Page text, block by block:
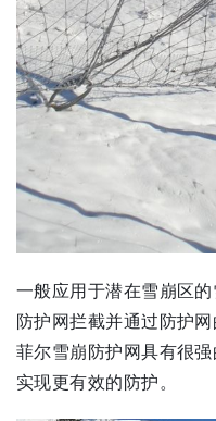
一般应用于潜在雪崩区
防护网拦截并通过防护
菲尔雪崩防护网具有很
实现更有效的防护。